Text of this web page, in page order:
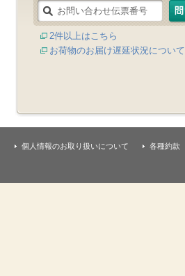
2件以上はこちら
お荷物のお届け遅延状況について
個人情報のお取り扱いについて 各種約款